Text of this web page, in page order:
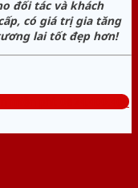
đối tác và khách
có giá trị gia tăng
lai tốt đẹp hơn!
miễn phí: 0824.400.400